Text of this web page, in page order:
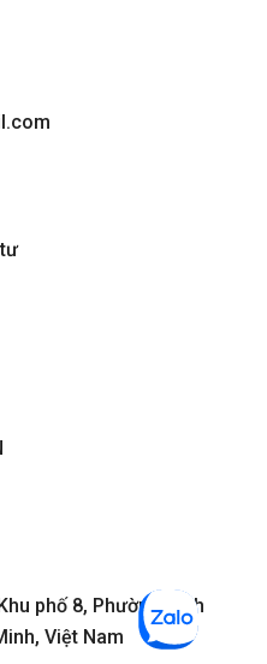
phố 8, Phường Bình
Việt Nam